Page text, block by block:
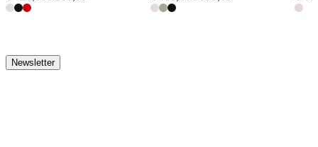
Newsletter